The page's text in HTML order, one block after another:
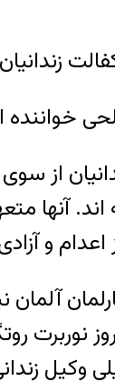
از
آنها
آلمان
آغاز شد. در